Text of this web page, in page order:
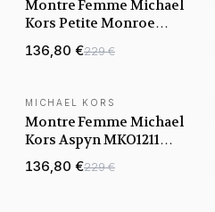
Montre Femme Michael
Kors Petite Monroe
bracelet maillons acier
136,80 €229 €
NOUVEAUTÉ
MICHAEL KORS
Montre Femme Michael
Kors Aspyn MKO1211
noire bracelet maillons
acier
136,80 €229 €